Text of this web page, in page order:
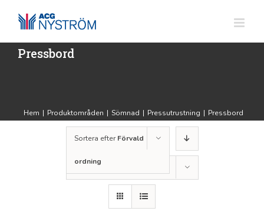
innehållet
Pressbord
Hem | Produktområden | Sömnad | Pressutrustning | Pressbord
Sortera efterFörvald
ordning
36 produkter